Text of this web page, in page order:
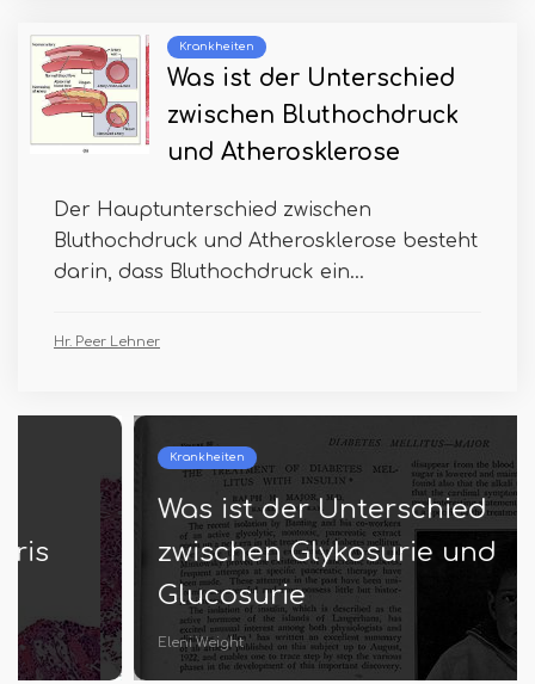
Krankheiten
Was ist der Unterschied
zwischen Bluthochdruck
und Atherosklerose
Der Hauptunterschied zwischen
Bluthochdruck und Atherosklerose besteht
darin, dass Bluthochdruck ein...
Hr. Peer Lehner
Was ist der Unterschied
zwischen Glykosurie und
Glucosurie
Eleni Weight